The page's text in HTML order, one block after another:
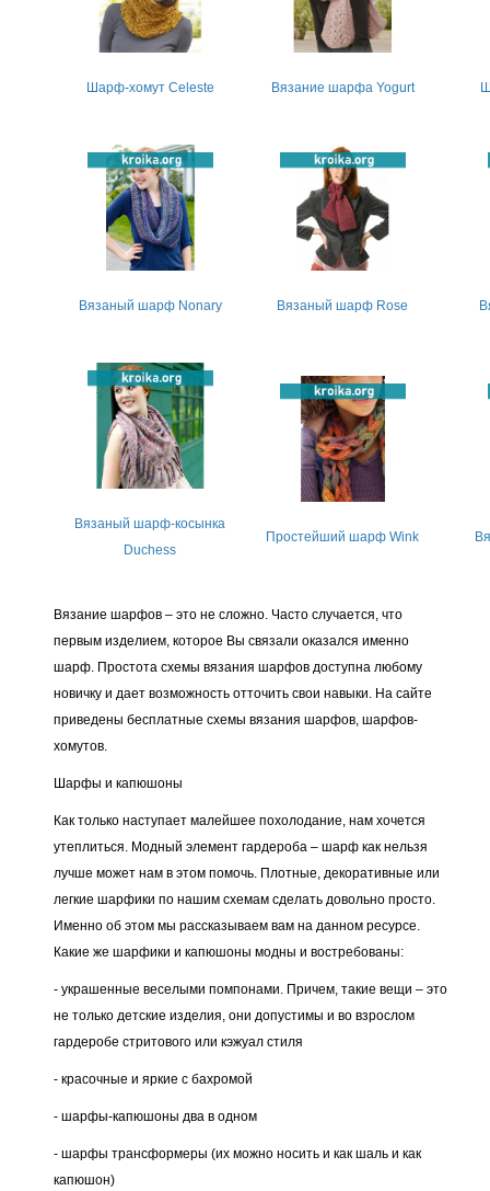
Шарф-хомут Celeste Вязание шарфа Yogurt
Вязаный шарф Nonary Вязаный шарф Rose
Вязаный шарф-косынка
Duchess
Простейший шарф Wink
Вязание шарфов – это не сложно. Часто случается, что
первым изделием, которое Вы связали оказался именно
шарф. Простота схемы вязания шарфов доступна любому
новичку и дает возможность отточить свои навыки. На сайте
приведены бесплатные схемы вязания шарфов, шарфов-
хомутов.
Шарфы и капюшоны
Как только наступает малейшее похолодание, нам хочется
утеплиться. Модный элемент гардероба – шарф как нельзя
лучше может нам в этом помочь. Плотные, декоративные или
легкие шарфики по нашим схемам сделать довольно просто.
Именно об этом мы рассказываем вам на данном ресурсе.
Какие же шарфики и капюшоны модны и востребованы:
- украшенные веселыми помпонами. Причем, такие вещи – это
не только детские изделия, они допустимы и во взрослом
гардеробе стритового или кэжуал стиля
- красочные и яркие с бахромой
- шарфы-капюшоны два в одном
- шарфы трансформеры (их можно носить и как шаль и как
капюшон)